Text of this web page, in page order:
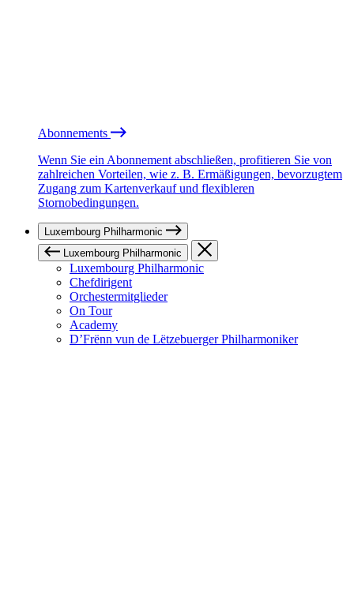
Abonnements
Wenn Sie ein Abonnement abschließen, profitieren Sie von
zahlreichen Vorteilen, wie z. B. Ermäßigungen, bevorzugtem
Zugang zum Kartenverkauf und flexibleren
Stornobedingungen.
Luxembourg Philharmonic
Luxembourg Philharmonic
Luxembourg Philharmonic
Chefdirigent
Orchestermitglieder
On Tour
Academy
D’Frënn vun de Lëtzebuerger Philharmoniker